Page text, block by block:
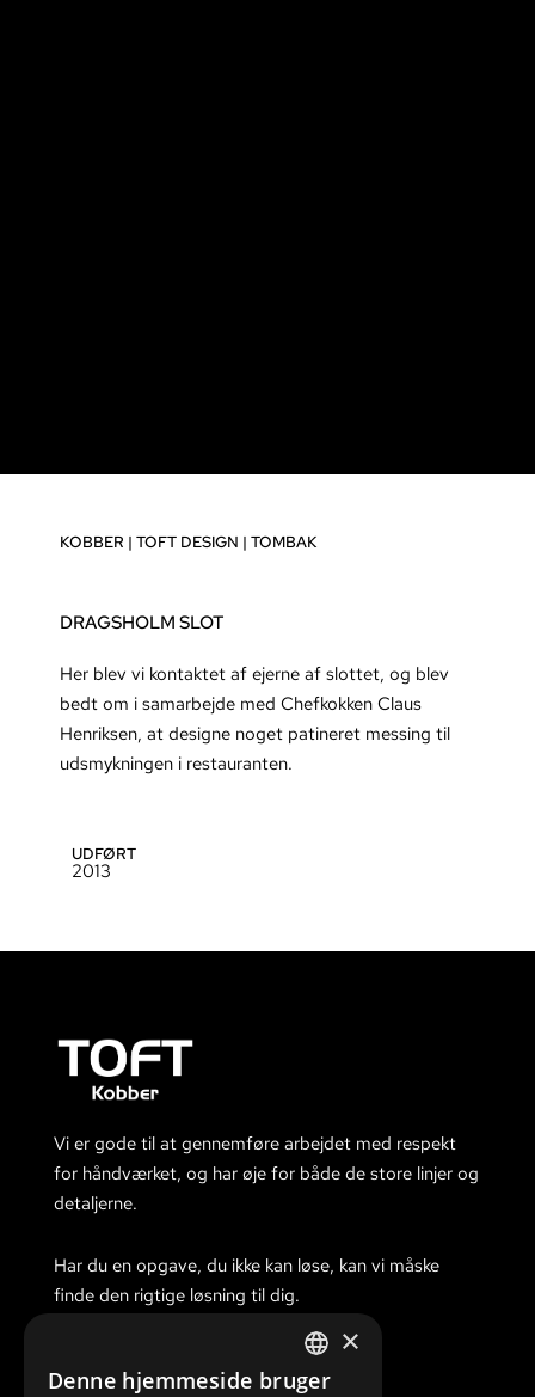
KOBBER | TOFT DESIGN | TOMBAK
DRAGSHOLM SLOT
Her blev vi kontaktet af ejerne af slottet, og blev
bedt om i samarbejde med Chefkokken Claus
Henriksen, at designe noget patineret messing til
udsmykningen i restauranten.
UDFØRT
2013
Vi er gode til at gennemføre arbejdet med respekt
for håndværket, og har øje for både de store linjer og
detaljerne.
Har du en opgave, du ikke kan løse, kan vi måske
finde den rigtige løsning til dig.
DANISH
×
Denne hjemmeside bruger